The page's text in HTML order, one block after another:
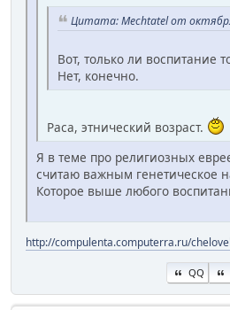
Цитата: Mechtatel от
Вот, только ли воспитание
Нет, конечно.
Раса, этнический возраст.
Я в теме про религиозных
считаю важным генетическое
Которое выше любого
http://compulenta.computerra.ru/
QQ